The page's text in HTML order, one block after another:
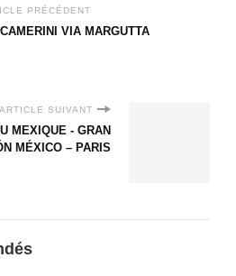
PRÉCÉDENT
VIA MARGUTTA
ARTICLE SUIVANT
MEXIQUE - GRAN
MÉXICO – PARIS